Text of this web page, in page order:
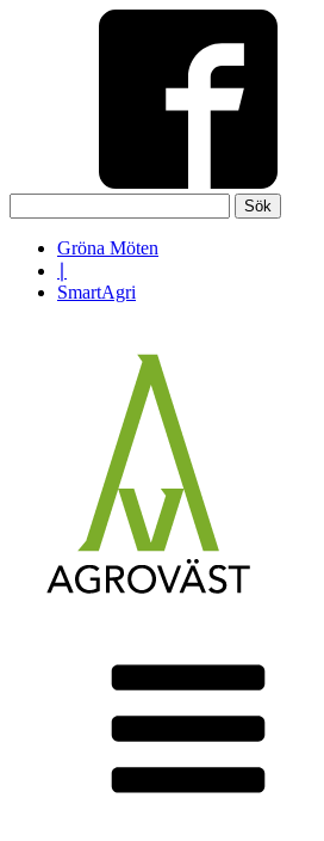
efter:
Gröna Möten
SmartAgri